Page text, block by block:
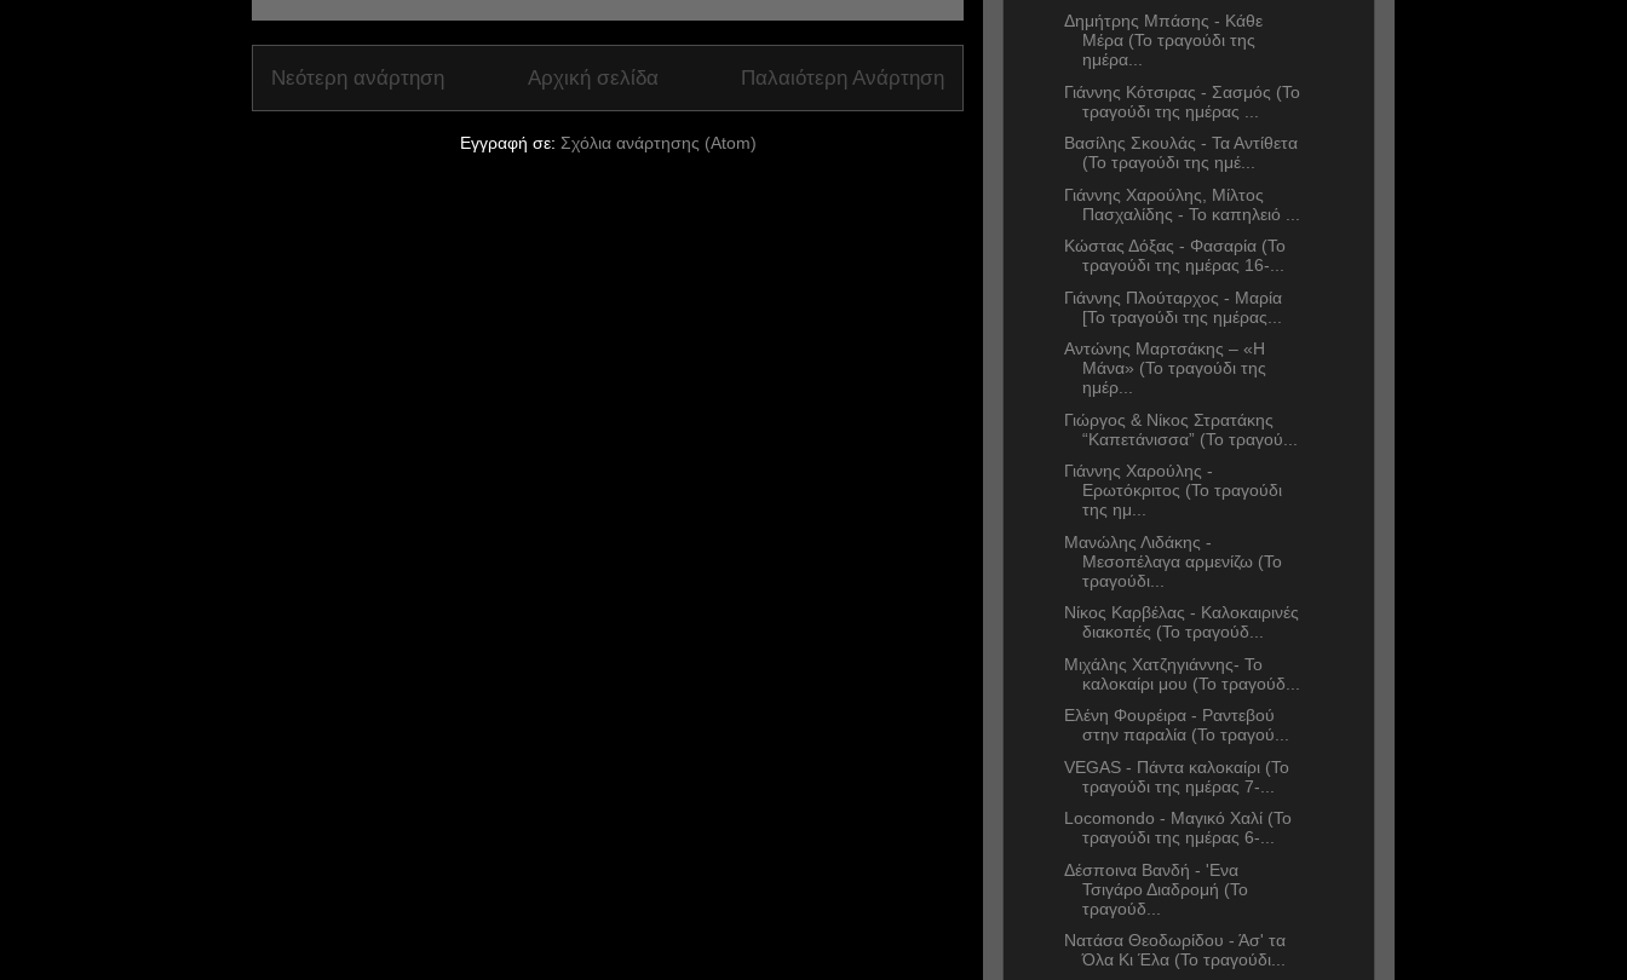
Νεότερη ανάρτηση Παλαιότερη Ανάρτηση
Αρχική σελίδα
Εγγραφή σε: Σχόλια ανάρτησης (Atom)
Δημήτρης Μπάσης - Κάθε
Μέρα (Το τραγούδι της
ημέρα...
Γιάννης Κότσιρας - Σασμός (Το
τραγούδι της ημέρας ...
Βασίλης Σκουλάς - Τα Αντίθετα
(Το τραγούδι της ημέ...
Γιάννης Χαρούλης, Μίλτος
Πασχαλίδης - Το καπηλειό ...
Κώστας Δόξας - Φασαρία (Το
τραγούδι της ημέρας 16-...
Γιάννης Πλούταρχος - Μαρία
[Το τραγούδι της ημέρας...
Αντώνης Μαρτσάκης – «Η
Μάνα» (Το τραγούδι της
ημέρ...
Γιώργος & Νίκος Στρατάκης
“Καπετάνισσα” (Το τραγού...
Γιάννης Χαρούλης -
Ερωτόκριτος (Το τραγούδι
της ημ...
Μανώλης Λιδάκης -
Μεσοπέλαγα αρμενίζω (Το
τραγούδι...
Νίκος Καρβέλας - Καλοκαιρινές
διακοπές (Το τραγούδ...
Μιχάλης Χατζηγιάννης- Το
καλοκαίρι μου (Το τραγούδ...
Ελένη Φουρέιρα - Ραντεβού
στην παραλία (Το τραγού...
VEGAS - Πάντα καλοκαίρι (Το
τραγούδι της ημέρας 7-...
Locomondo - Μαγικό Χαλί (Το
τραγούδι της ημέρας 6-...
Δέσποινα Βανδή - 'Ενα
Τσιγάρο Διαδρομή (Το
τραγούδ...
Νατάσα Θεοδωρίδου - Άσ' τα
Όλα Κι Έλα (Το τραγούδι...